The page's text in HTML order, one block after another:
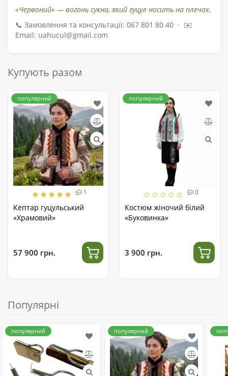
«Червоний» — вогонь сукна, який гуцул носить на плечах.
📞 Замовлення та консультації: 067 801 80 40 · ✉️
Email: uahucul@gmail.com
Купують разом
популярний
1
Кептар гуцульський
«Храмовий»
57 900 грн.
популярний
0
Костюм жіночий білий
«Буковинка»
3 900 грн.
Популярні
популярний популярний